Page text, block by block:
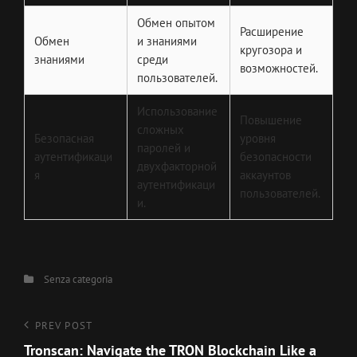
Обмен
знаниями
Обмен опытом
и знаниями
среди
пользователей.
Расширение
кругозора и
возможностей.
Безопасная
аутентификаци
я
Использование
сложных
паролей и
двухфакторной
аутентификаци
и.
Повышение
уровня
безопасности
аккаунтов
пользователей.
CategoriesSenza categoria
Navigazione
Previous
Post
PREV POST
Tronscan: Navigate the TRON Blockchain Like a